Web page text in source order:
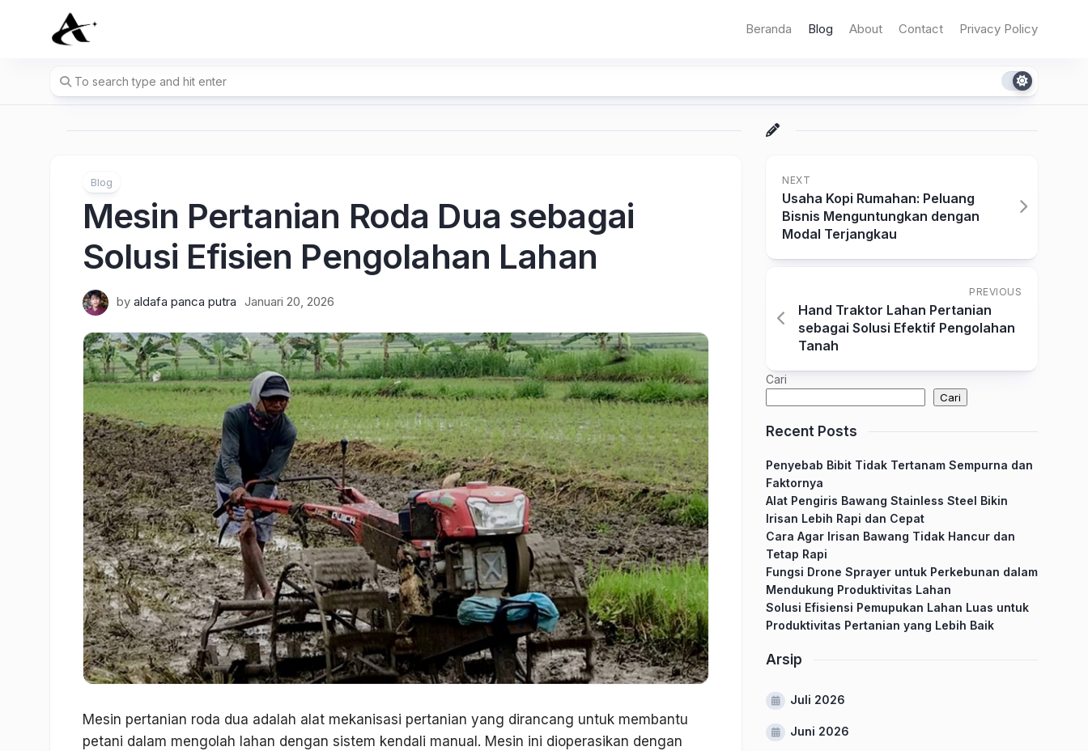
Beranda Blog About Contact Privacy Policy
Blog
Mesin Pertanian Roda Dua sebagai
Solusi Efisien Pengolahan Lahan
by aldafa panca putra Januari 20, 2026
Mesin pertanian roda dua adalah alat mekanisasi pertanian yang dirancang untuk membantu
petani dalam mengolah lahan dengan sistem kendali manual. Mesin ini dioperasikan dengan
NEXT
Usaha Kopi Rumahan: Peluang
Bisnis Menguntungkan dengan
Modal Terjangkau
PREVIOUS
Hand Traktor Lahan Pertanian
sebagai Solusi Efektif Pengolahan
Tanah
Cari
Cari
Recent Posts
Penyebab Bibit Tidak Tertanam Sempurna dan
Faktornya
Alat Pengiris Bawang Stainless Steel Bikin
Irisan Lebih Rapi dan Cepat
Cara Agar Irisan Bawang Tidak Hancur dan
Tetap Rapi
Fungsi Drone Sprayer untuk Perkebunan dalam
Mendukung Produktivitas Lahan
Solusi Efisiensi Pemupukan Lahan Luas untuk
Produktivitas Pertanian yang Lebih Baik
Arsip
Juli 2026
Juni 2026